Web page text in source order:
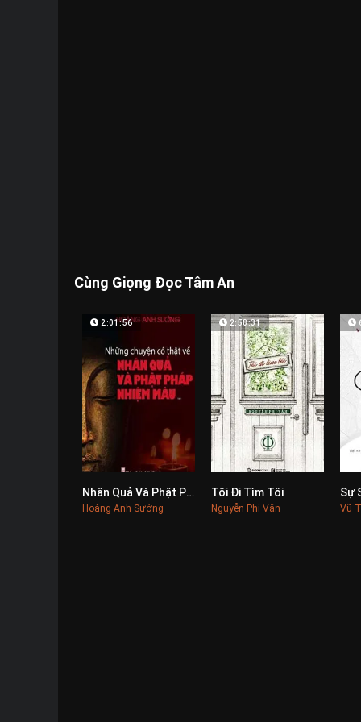
Cùng Giọng Đọc Tâm An
0
2:01:56
Nhân Quả Và Phật Pháp Nhiệm Màu 1
Hoàng Anh Sướng
2:58:31
Tôi Đi Tìm Tôi
Nguyễn Phi Vân Vũ